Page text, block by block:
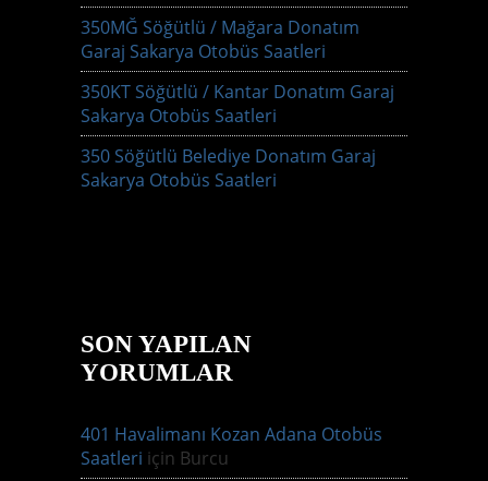
350MĞ Söğütlü / Mağara Donatım
Garaj Sakarya Otobüs Saatleri
350KT Söğütlü / Kantar Donatım Garaj
Sakarya Otobüs Saatleri
350 Söğütlü Belediye Donatım Garaj
Sakarya Otobüs Saatleri
SON YAPILAN
YORUMLAR
401 Havalimanı Kozan Adana Otobüs
Saatleri için Burcu